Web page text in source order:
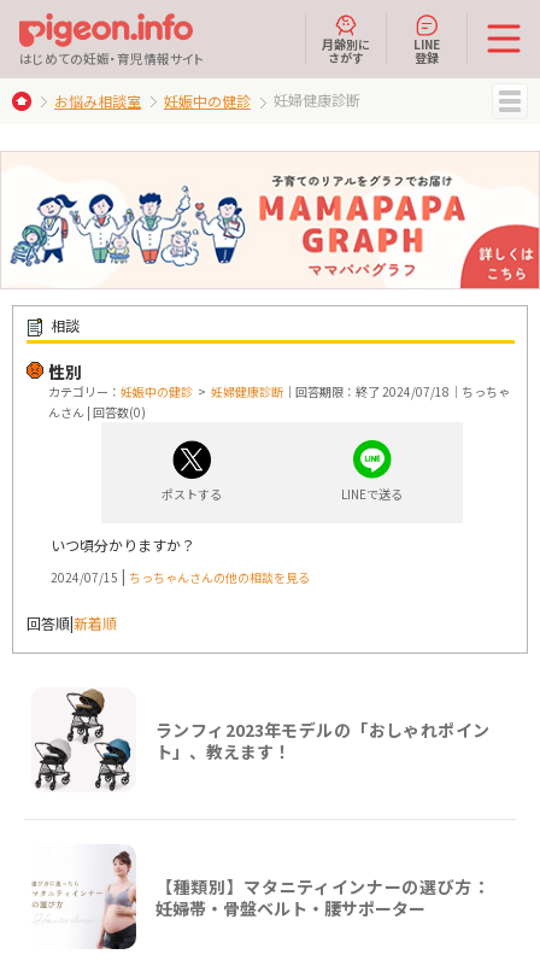
はじめての妊娠・育児情報サイト
月齢別に
さがす
LINE
登録
お悩み相談室 妊娠中の健診 妊婦健康診断
相談
性別
カテゴリー： 妊娠中の健診 > 妊婦健康診断 ｜回答期限：終了 2024/07/18｜ちっちゃ
んさん | 回答数(0)
ポストする LINEで送る
いつ頃分かりますか？
2024/07/15 | ちっちゃんさんの他の相談を見る
回答順|新着順
ランフィ2023年モデルの「おしゃれポイン
ト」、教えます！
【種類別】マタニティインナーの選び方：
妊婦帯・骨盤ベルト・腰サポーター